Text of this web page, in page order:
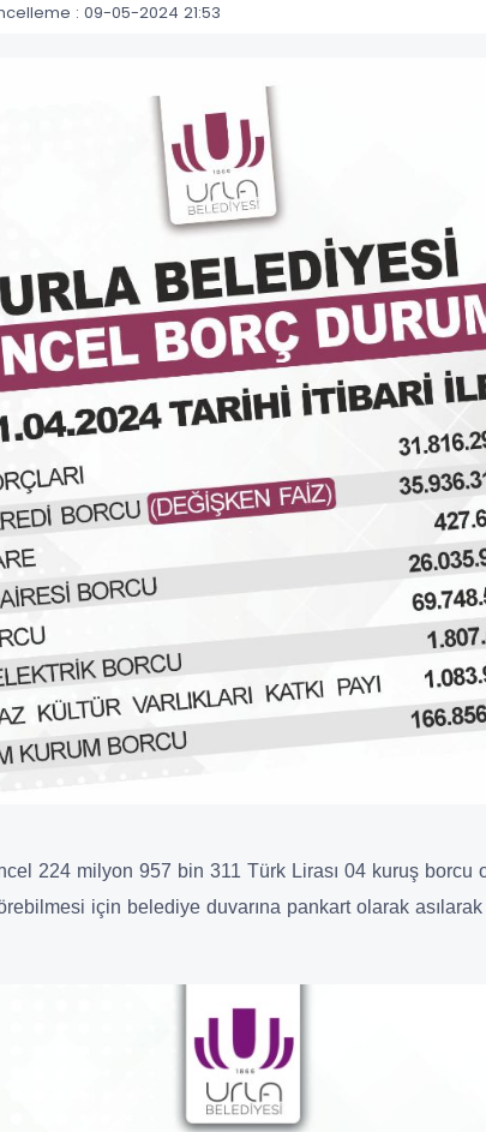
: 09-05-2024 21:53
224 milyon 957 bin 311 Türk Lirası 04 kuruş borcu
için belediye duvarına pankart olarak asılarak